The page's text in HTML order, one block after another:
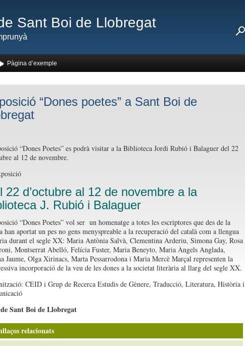
Sant Boi de Llobregat
Pàgina d’exemple
“Dones poetes” a Sant Boi de
“Dones Poetes” es podrà visitar a la Biblioteca Jordi Rubió i Balaguer del 22
al 12 de novembre.
22 d’octubre al 12 de novembre a la
J. Rubió i Balaguer
“Dones Poetes” vol ser un homenatge a totes les escriptores que des de la
han aportat un pes no gens menyspreable a la recuperació del català com a llengua
durant el segle XX: Maria Antònia Salvà, Clementina Arderiu, Simona Gay, Rosa
Montserrat Abelló, Felícia Fuster, Maria Beneyto, Maria Àngels Anglada,
Jaume, Olga Xirinacs, Marta Pessarrodona i Maria Mercè Marçal representen la
incorporació de la veu de les dones a la societat literària al llarg del segle XX.
CEID i Grup de Recerca Estudis de Gènere, Traducció, Literatura, Història i
Sant Boi de Llobregat
relacionats